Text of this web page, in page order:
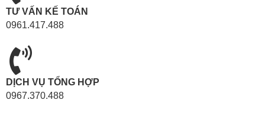
TƯ VẤN KẾ TOÁN
0961.417.488
DỊCH VỤ TỔNG HỢP
0967.370.488